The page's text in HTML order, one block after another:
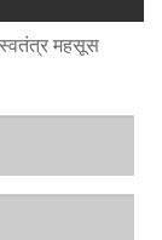
स्वतंत्र महसूस